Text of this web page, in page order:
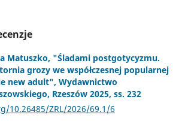
Matuszko, "Śladami postgotycyzmu.
grozy we współczesnej popularnej
new adult", Wydawnictwo
Rzeszów 2025, ss. 232
10.26485/ZRL/2026/69.1/6